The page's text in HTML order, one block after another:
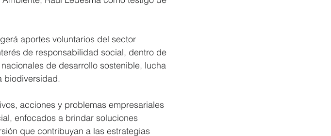
aportes voluntarios del sector
de responsabilidad social, dentro de
de desarrollo sostenible, lucha
biodiversidad.
acciones y problemas empresariales
enfocados a brindar soluciones
que contribuyan a las estrategias